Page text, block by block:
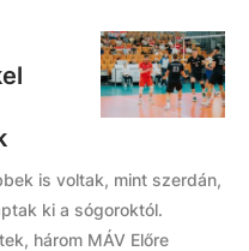
is voltak, mint szerdán,
ki a sógoroktól.
három MÁV Előre